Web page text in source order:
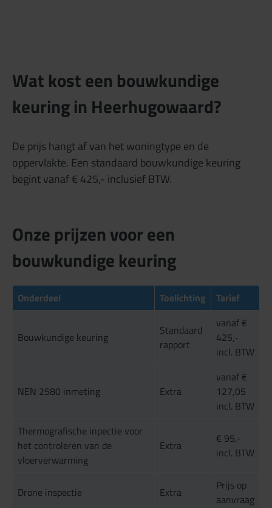
Wat kost een bouwkundige
keuring in Heerhugowaard?
De prijs hangt af van het woningtype en de
oppervlakte. Een standaard bouwkundige keuring
begint vanaf € 425,- inclusief BTW.
Onze prijzen voor een
bouwkundige keuring
Onderdeel Toelichting Tarief
Bouwkundige keuring
Standaard
rapport
vanaf €
425,-
incl. BTW
NEN 2580 inmeting Extra
vanaf €
127,05
incl. BTW
Thermografische inpectie voor
het controleren van de
vloerverwarming
Extra
€ 95,-
incl. BTW
Drone inspectie Extra
Prijs op
aanvraag